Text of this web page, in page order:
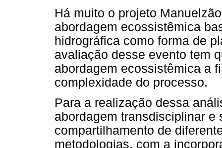
Há muito o projeto
abordagem ecossistêmica
hidrográfica como forma de
avaliação desse evento tem
abordagem ecossistêmica a
complexidade do processo.
Para a realização dessa
abordagem transdisciplinar e
compartilhamento de
metodologias, com a